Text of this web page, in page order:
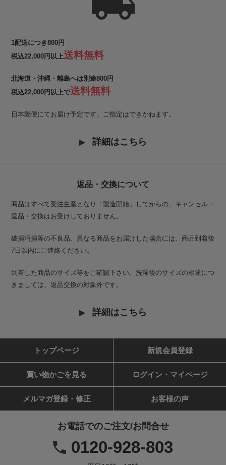
1配送につき800円
税込22,000円以上送料無料
北海道・沖縄・離島へは別途800円
税込22,000円以上で送料無料
日本郵便にてお届け予定です。ご指定はできかねます。
詳細はこちら
返品・交換について
商品はすべて受注生産となり「製造開始」してからの、キャンセル・
返品・交換はお受けしておりません。
破損汚損等の不良品、異なる商品をお届けした場合には、商品到着後
7日以内にご連絡ください。
到着した商品のサイズ等をご確認下さい。洗濯後のサイズの相違につ
きましては、返品交換の対象外です。
詳細はこちら
トップページ 新規会員登録
買い物かごを見る ログイン・マイページ
メルマガ登録・修正 お客様の声
お電話でのご注文/お問合せ
0120-928-803